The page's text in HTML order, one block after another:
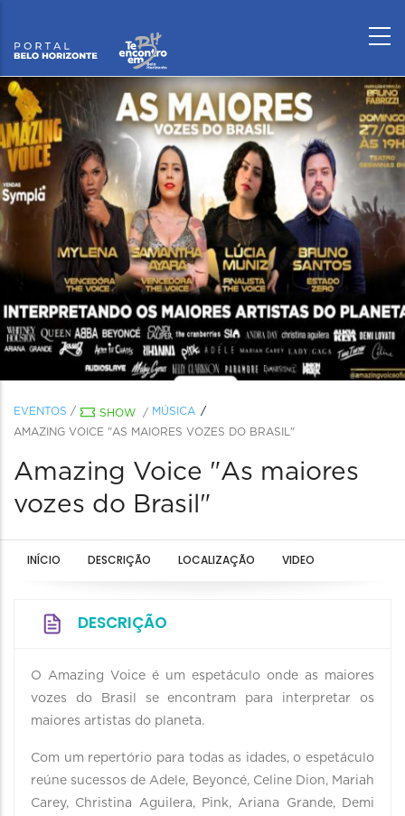
EVENTOS / SHOW / MÚSICA
AMAZING VOICE "AS MAIORES VOZES DO BRASIL"
Amazing Voice "As maiores
vozes do Brasil"
INÍCIO DESCRIÇÃO LOCALIZAÇÃO VIDEO
DESCRIÇÃO
O Amazing Voice é um espetáculo onde as maiores
vozes do Brasil se encontram para interpretar os
maiores artistas do planeta.
Com um repertório para todas as idades, o espetáculo
reúne sucessos de Adele, Beyoncé, Celine Dion, Mariah
Carey, Christina Aguilera, Pink, Ariana Grande, Demi